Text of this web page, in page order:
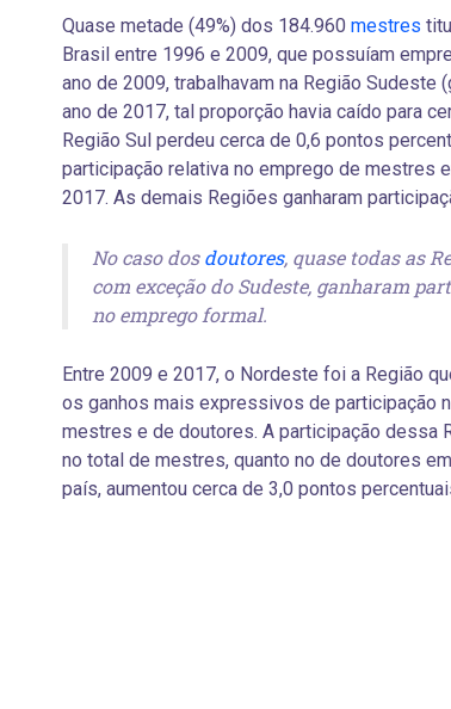
Quase metade (49%) dos 184.960 mestres
Brasil entre 1996 e 2009, que possuíam
ano de 2009, trabalhavam na Região Sudeste
ano de 2017, tal proporção havia caído para
Região Sul perdeu cerca de 0,6 pontos
participação relativa no emprego de mestres
2017. As demais Regiões ganharam
No caso dosdoutores, quase todas as
com exceção do Sudeste, ganharam
no emprego formal.
Entre 2009 e 2017, o Nordeste foi a Região
os ganhos mais expressivos de participação
mestres e de doutores. A participação dessa
no total de mestres, quanto no de doutores
país, aumentou cerca de 3,0 pontos